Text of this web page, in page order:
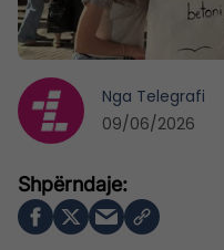
Nga Telegrafi
09/06/2026